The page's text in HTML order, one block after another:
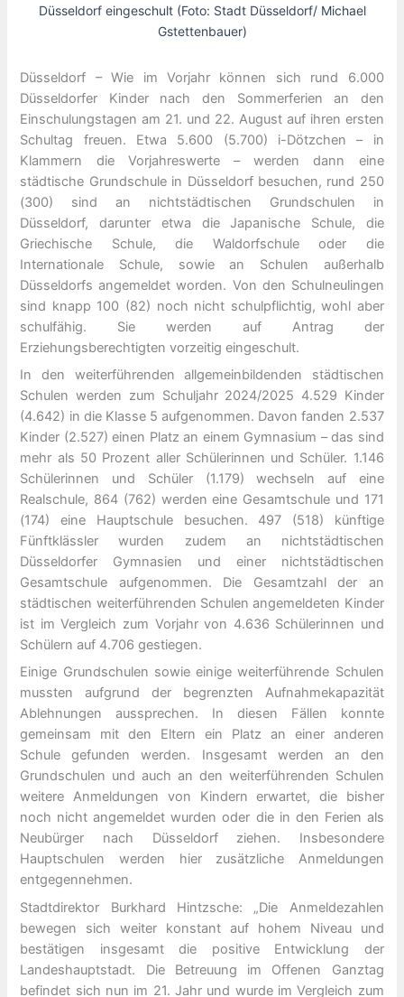
Düsseldorf eingeschult (Foto: Stadt Düsseldorf/ Michael
Gstettenbauer)
Düsseldorf – Wie im Vorjahr können sich rund 6.000
Düsseldorfer Kinder nach den Sommerferien an den
Einschulungstagen am 21. und 22. August auf ihren ersten
Schultag freuen. Etwa 5.600 (5.700) i-Dötzchen – in
Klammern die Vorjahreswerte – werden dann eine
städtische Grundschule in Düsseldorf besuchen, rund 250
(300) sind an nichtstädtischen Grundschulen in
Düsseldorf, darunter etwa die Japanische Schule, die
Griechische Schule, die Waldorfschule oder die
Internationale Schule, sowie an Schulen außerhalb
Düsseldorfs angemeldet worden. Von den Schulneulingen
sind knapp 100 (82) noch nicht schulpflichtig, wohl aber
schulfähig. Sie werden auf Antrag der
Erziehungsberechtigten vorzeitig eingeschult.
In den weiterführenden allgemeinbildenden städtischen
Schulen werden zum Schuljahr 2024/2025 4.529 Kinder
(4.642) in die Klasse 5 aufgenommen. Davon fanden 2.537
Kinder (2.527) einen Platz an einem Gymnasium – das sind
mehr als 50 Prozent aller Schülerinnen und Schüler. 1.146
Schülerinnen und Schüler (1.179) wechseln auf eine
Realschule, 864 (762) werden eine Gesamtschule und 171
(174) eine Hauptschule besuchen. 497 (518) künftige
Fünftklässler wurden zudem an nichtstädtischen
Düsseldorfer Gymnasien und einer nichtstädtischen
Gesamtschule aufgenommen. Die Gesamtzahl der an
städtischen weiterführenden Schulen angemeldeten Kinder
ist im Vergleich zum Vorjahr von 4.636 Schülerinnen und
Schülern auf 4.706 gestiegen.
Einige Grundschulen sowie einige weiterführende Schulen
mussten aufgrund der begrenzten Aufnahmekapazität
Ablehnungen aussprechen. In diesen Fällen konnte
gemeinsam mit den Eltern ein Platz an einer anderen
Schule gefunden werden. Insgesamt werden an den
Grundschulen und auch an den weiterführenden Schulen
weitere Anmeldungen von Kindern erwartet, die bisher
noch nicht angemeldet wurden oder die in den Ferien als
Neubürger nach Düsseldorf ziehen. Insbesondere
Hauptschulen werden hier zusätzliche Anmeldungen
entgegennehmen.
Stadtdirektor Burkhard Hintzsche: „Die Anmeldezahlen
bewegen sich weiter konstant auf hohem Niveau und
bestätigen insgesamt die positive Entwicklung der
Landeshauptstadt. Die Betreuung im Offenen Ganztag
befindet sich nun im 21. Jahr und wurde im Vergleich zum